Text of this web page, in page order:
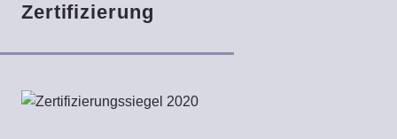
Zertifizierung